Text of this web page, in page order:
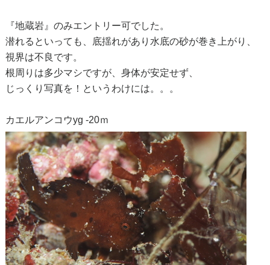
『地蔵岩』のみエントリー可でした。
潜れるといっても、底揺れがあり水底の砂が巻き上がり、
視界は不良です。
根周りは多少マシですが、身体が安定せず、
じっくり写真を！というわけには。。。
カエルアンコウyg -20ｍ